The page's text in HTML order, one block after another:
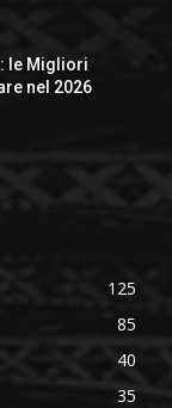
le Migliori
nel 2026
125
85
40
35